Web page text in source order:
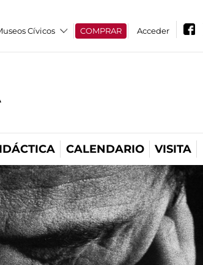
Cívicos COMPRAR Acceder
CALENDARIO VISITA